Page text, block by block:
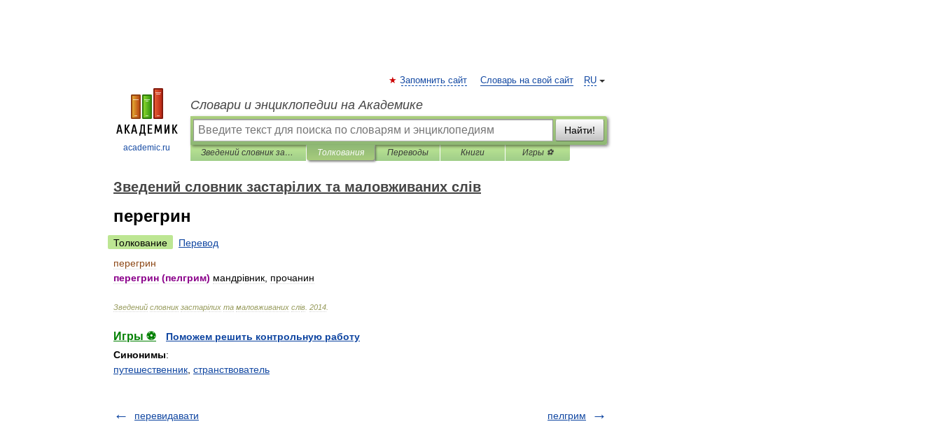
academic.ru
RU
Запомнить сайт Словарь на свой сайт
Словари и энциклопедии на Академике
Найти!
Зведений словник застарілих та маловживаних слів Толкования Переводы Книги Игры ⚽
Зведений словник застарілих та маловживаних слів
перегрин
Толкование
Перевод
перегрин
перегрин (пелгрим) мандрівник прочанин
Зведений словник застарілих та маловживаних слів 2014
Игры ⚽
Поможем решить контрольную работу
Синонимы:
путешественник странствователь
перевидавати пелгрим